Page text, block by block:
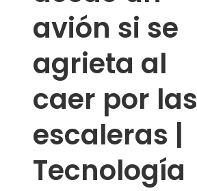
avión si se
agrieta al
caer por las
escaleras |
Tecnología